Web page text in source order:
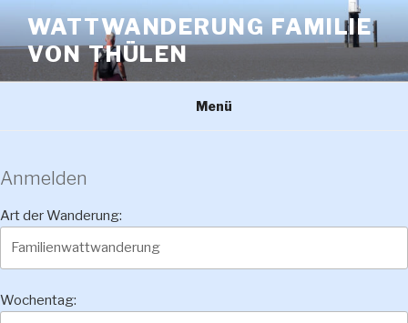
Inhalt
springen
WATTWANDERUNG FAMILIE
VON THÜLEN
Menü
Anmelden
Art der Wanderung:
Wochentag: